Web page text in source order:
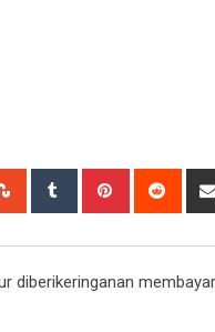
StumbleUpon
Tumblr Pinterest Reddit
diberikeringanan